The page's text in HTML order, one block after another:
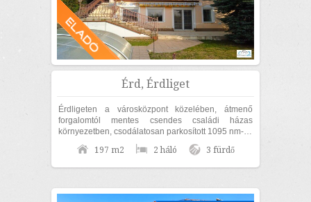
Érd, Érdliget
Érdligeten a városközpont közelében, átmenő
forgalomtól mentes csendes családi házas
környezetben, csodálatosan parkosított 1095 nm-es
díszkertben, nettó 170nm lakóterületű családi...
197 m2 2 háló 3 fürdő